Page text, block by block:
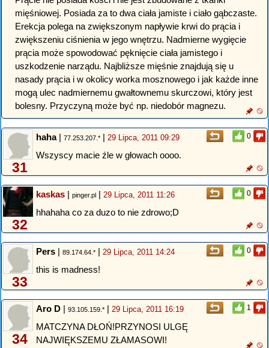
mięśniowej. Posiada za to dwa ciała jamiste i ciało gąbczaste.
Erekcja polega na zwiększonym napływie krwi do prącia i
zwiększeniu ciśnienia w jego wnętrzu. Nadmierne wygięcie
prącia może spowodować pęknięcie ciała jamistego i
uszkodzenie narządu. Najbliższe mięśnie znajdują się u
nasady prącia i w okolicy worka mosznowego i jak każde inne
mogą ulec nadmiernemu gwałtownemu skurczowi, który jest
bolesny. Przyczyną może być np. niedobór magnezu.
0
31
haha| 77.253.207.* | 29 Lipca, 2011 09:29
Wszyscy macie źle w głowach oooo.
0
32
kaskas | pinger.pl | 29 Lipca, 2011 11:26
hhahaha co za duzo to nie zdrowo;D
0
33
Pers | 89.174.64.* | 29 Lipca, 2011 14:24
this is madness!
1
34
Aro D | 93.105.159.* | 29 Lipca, 2011 16:19
MATCZYNA DŁOŃ!PRZYNOSI ULGĘ
NAJWIĘKSZEMU ZŁAMASOWI!